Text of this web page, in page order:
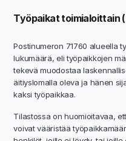
Työpaikat toimialoittain
Postinumeron 71760 alueella
lukumäärä, eli työpaikkojen
tekevä muodostaa
äitiyslomalla oleva ja hänen
kaksi työpaikkaa.
Tilastossa on huomioitavaa,
voivat vääristää